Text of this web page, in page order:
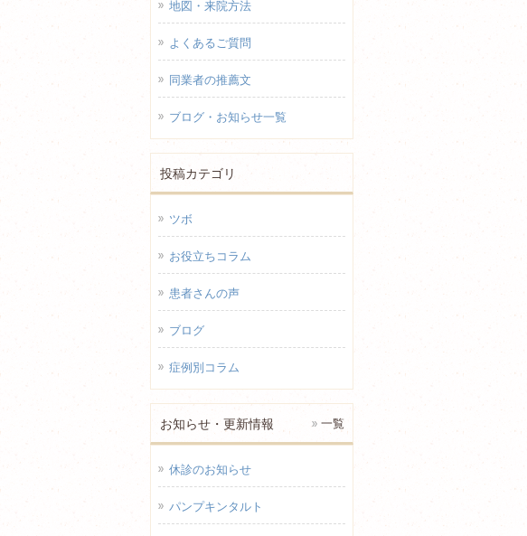
地図・来院方法
よくあるご質問
同業者の推薦文
ブログ・お知らせ一覧
投稿カテゴリ
ツボ
お役立ちコラム
患者さんの声
ブログ
症例別コラム
お知らせ・更新情報 一覧
休診のお知らせ
パンプキンタルト